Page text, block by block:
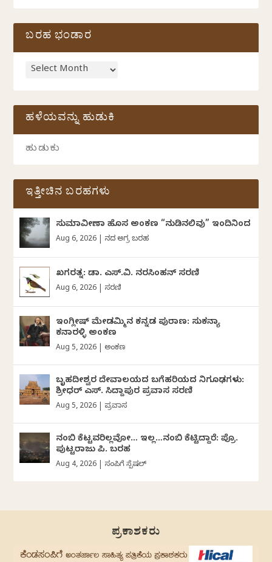
ಬರಹ ಭಂಡಾರ
ಹಳೆಯವನ್ನು ಹುಡುಕಿ
ಇತ್ತೀಚಿನ ಬರಹಗಳು
ಸುಮಾವೀಣಾ ಹೊಸ ಅಂಕಣ “ನುಡಿನಲಿವು” ಇಂದಿನಿಂದ
Aug 6, 2026 ದಿನದ ಅಗ್ರ ಬರಹ
ಖಗರತ್ನ: ಡಾ. ಎಸ್.ವಿ. ನರಸಿಂಹನ್‌‌ ಸರಣಿ
Aug 6, 2026 ಸರಣಿ
ಇಂಗ್ಲೀಷ್ ಮೇಡಮ್ಮಿನ ಕನ್ನಡ ಪುರಾಣ: ಸುಕನ್ಯಾ
ಕನಾರಳ್ಳಿ ಅಂಕಣ
Aug 5, 2026 ಅಂಕಣ
ಬೃಹದೀಶ್ವರ ದೇವಾಲಯದ ಬಗೆಹರಿಯದ ನಿಗೂಢಗಳು:
ಶ್ರೀಧರ್‌ ಎಸ್.‌ ಸಿದ್ದಾಪುರ ಪ್ರವಾಸ ಸರಣಿ
Aug 5, 2026 ಪ್ರವಾಸ
ನಂಬಿ ಕೆಟ್ಟವರಿಲ್ಲವೋ… ಇಲ್ಲ…ನಂಬಿ ಕೆಟ್ಟಿದ್ದಾರೆ: ಪ್ರೊ.
ಪುಟ್ಟರಾಜು ಪಿ. ಬರಹ
Aug 4, 2026 ಸಂಪಿಗೆ ಸ್ಪೆಷಲ್
ಪ್ರಕಾಶಕರು